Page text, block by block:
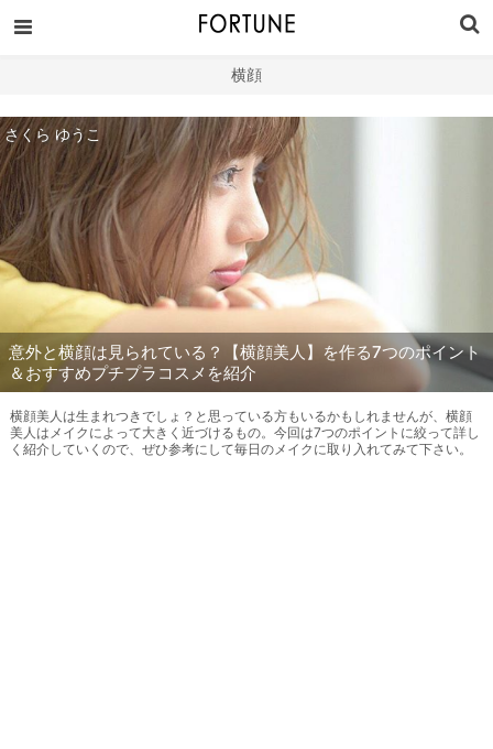
横顔
さくら ゆうこ
意外と横顔は見られている？【横顔美人】を作る7つのポイント
＆おすすめプチプラコスメを紹介
横顔美人は生まれつきでしょ？と思っている方もいるかもしれませんが、横顔
美人はメイクによって大きく近づけるもの。今回は7つのポイントに絞って詳し
く紹介していくので、ぜひ参考にして毎日のメイクに取り入れてみて下さい。